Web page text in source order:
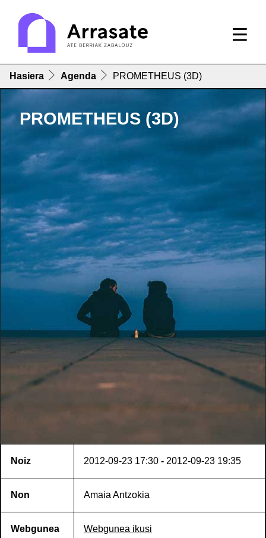
Hasiera Agenda PROMETHEUS (3D)
PROMETHEUS (3D)
Noiz 2012-09-23 17:30 - 2012-09-23 19:35
Non Amaia Antzokia
Webgunea Webgunea ikusi